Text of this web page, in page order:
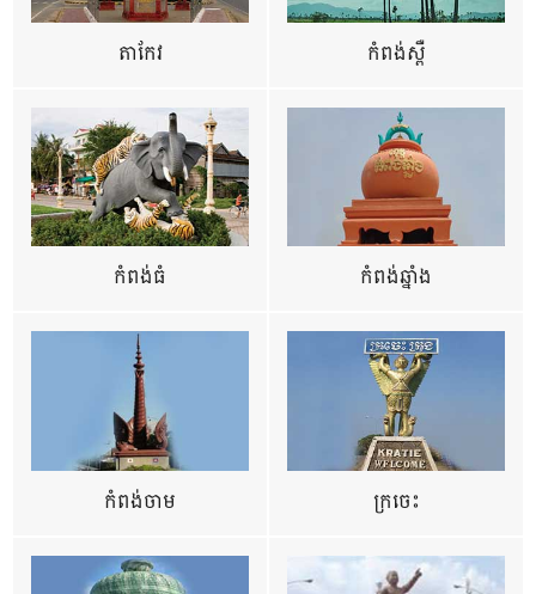
តាកែវ កំពង់ស្ពឺ
កំពង់ធំ កំពង់ឆ្នាំង
កំពង់ចាម ក្រចេះ